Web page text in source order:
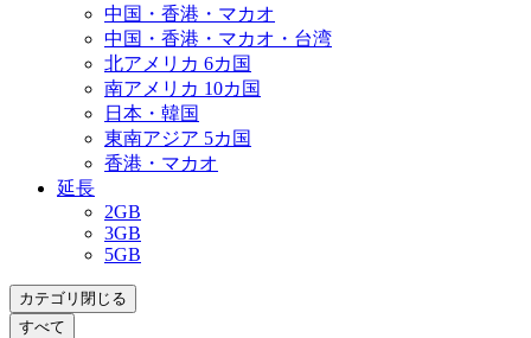
中国・香港・マカオ
中国・香港・マカオ・台湾
北アメリカ 6カ国
南アメリカ 10カ国
日本・韓国
東南アジア 5カ国
香港・マカオ
延長
2GB
3GB
5GB
カテゴリ閉じる
すべて